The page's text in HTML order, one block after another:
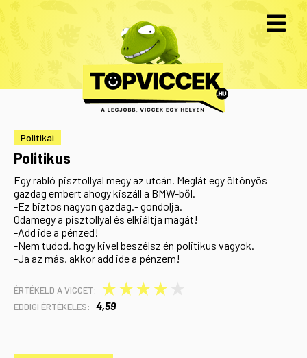
Politikai
Politikus
Egy rabló pisztollyal megy az utcán. Meglát egy öltönyös
gazdag embert ahogy kiszáll a BMW-ből.
-Ez biztos nagyon gazdag.- gondolja.
Odamegy a pisztollyal és elkiáltja magát!
-Add ide a pénzed!
-Nem tudod, hogy kivel beszélsz én politikus vagyok.
-Ja az más, akkor add ide a pénzem!
ÉRTÉKELD A VICCET: ★
★
★
★
EDDIGI ÉRTÉKELÉS: 4,59